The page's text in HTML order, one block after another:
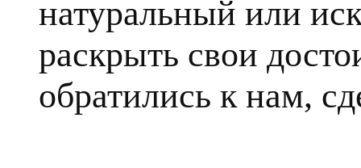
натуральный или
раскрыть свои
обратились к нам,